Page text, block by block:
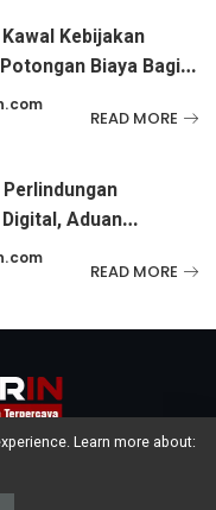
Kebijakan
Biaya Bagi
READ MORE
Perlindungan
Aduan
Menjadi
READ MORE
Reserved
Learn more about: